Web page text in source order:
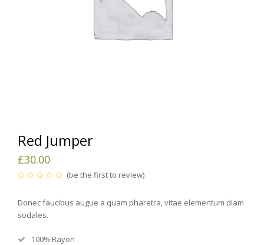
Red Jumper
£30.00
5
(be the first to review)
Donec faucibus augue a quam pharetra, vitae elementum diam
sodales.
100% Rayon